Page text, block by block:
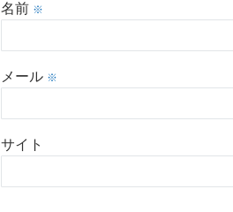
名前 ※
メール ※
サイト